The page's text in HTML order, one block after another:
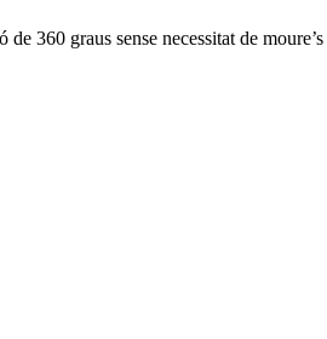
360 graus sense necessitat de